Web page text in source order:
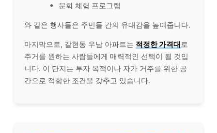
문화 체험 프로그램
와 같은 행사들은 주민들 간의 유대감을 높여줍니다.
마지막으로, 갈현동 우남 아파트는 적정한 가격대로
주거를 원하는 사람들에게 매력적인 선택이 될 것입
니다. 이 단지는 투자 목적이나 자가 거주를 위한 공
간으로 적합한 조건을 갖추고 있습니다.